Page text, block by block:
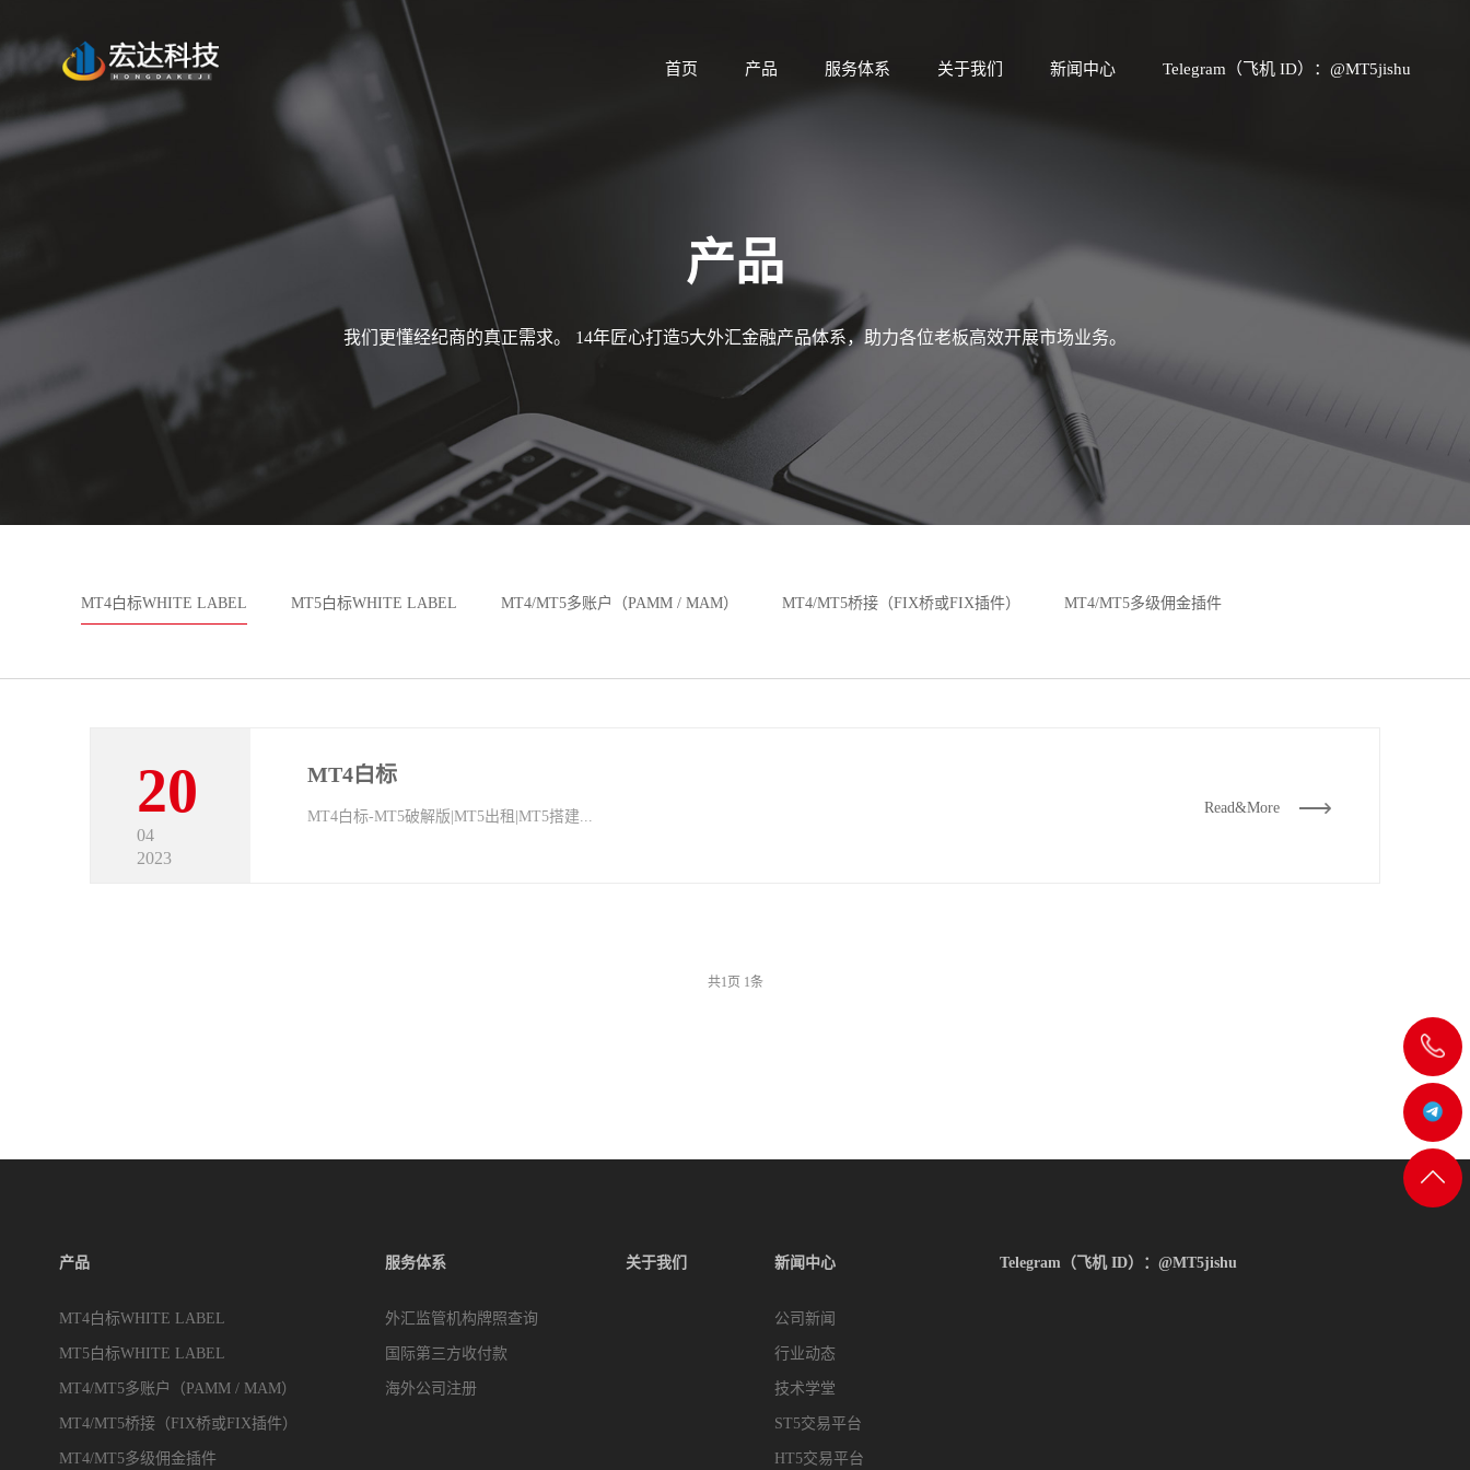
首页 产品 服务体系 关于我们 新闻中心 Telegram（飞机 ID）：@MT5jishu
飞
机
客服
返回
产品
我们更懂经纪商的真正需求。 14年匠心打造5大外汇金融产品体系，助力各位老板高效开展市场业务。
MT4白标WHITE LABEL MT5白标WHITE LABEL MT4/MT5多账户（PAMM / MAM） MT4/MT5桥接（FIX桥或FIX插件） MT4/MT5多级佣金插件
20
04
2023
MT4白标
MT4白标-MT5破解版|MT5出租|MT5搭建...
Read&More
共1 页 1条
产品
MT4白标WHITE LABEL
MT5白标WHITE LABEL
MT4/MT5多账户（PAMM / MAM）
MT4/MT5桥接（FIX桥或FIX插件）
MT4/MT5多级佣金插件
服务体系
外汇监管机构牌照查询
国际第三方收付款
海外公司注册
关于我们 新闻中心
公司新闻
行业动态
技术学堂
ST5交易平台
HT5交易平台
Telegram（飞机 ID）：@MT5jishu